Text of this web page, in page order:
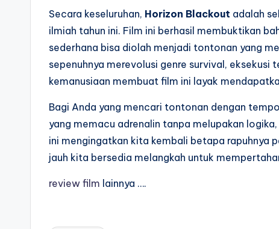
Secara keseluruhan, Horizon Blackout adalah
ilmiah tahun ini. Film ini berhasil membuktikan
sederhana bisa diolah menjadi tontonan yang
sepenuhnya merevolusi genre survival, eksekusi
kemanusiaan membuat film ini layak
Bagi Anda yang mencari tontonan dengan
yang memacu adrenalin tanpa melupakan
ini mengingatkan kita kembali betapa rapuhnya
jauh kita bersedia melangkah untuk
review film lainnya ….